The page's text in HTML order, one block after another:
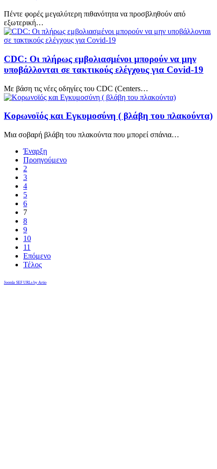
Πέντε φορές μεγαλύτερη πιθανότητα να προσβληθούν από
εξωτερική…
CDC: Οι πλήρως εμβολιασμένοι μπορούν να μην
υποβάλλονται σε τακτικούς ελέγχους για Covid-19
Με βάση τις νέες οδηγίες του CDC (Centers…
Κορωνοϊός και Εγκυμοσύνη ( βλάβη του πλακούντα)
Μια σοβαρή βλάβη του πλακούντα που μπορεί σπάνια…
Έναρξη
Προηγούμενο
2
3
4
5
6
7
8
9
10
11
Επόμενο
Τέλος
Joomla SEF URLs by Artio